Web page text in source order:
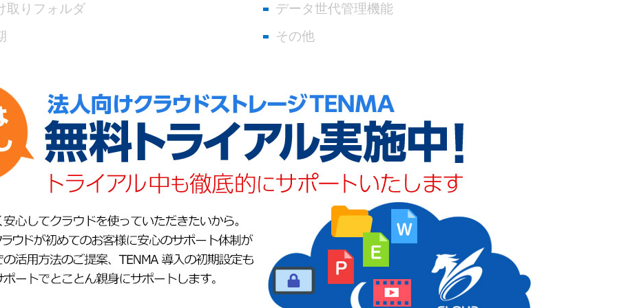
取りフォルダ
データ世代管理機能
その他